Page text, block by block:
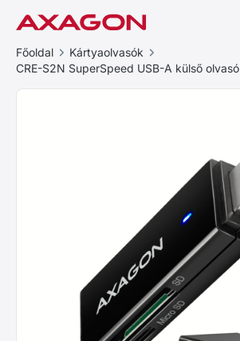
Főoldal
Kártyaolvasók
CRE-S2N SuperSpeed USB-A külső olvasó